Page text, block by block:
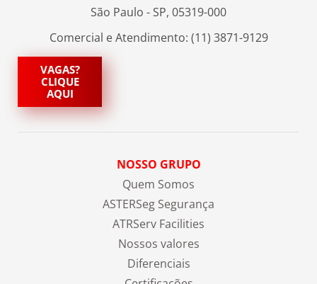
São Paulo - SP, 05319-000
Comercial e Atendimento: (11) 3871-9129
VAGAS?
CLIQUE
AQUI
NOSSO GRUPO
Quem Somos
ASTERSeg Segurança
ATRServ Facilities
Nossos valores
Diferenciais